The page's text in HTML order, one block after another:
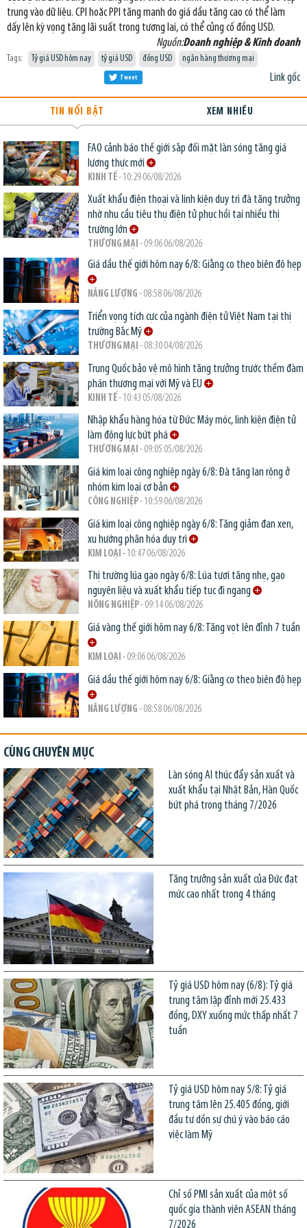
trung vào dữ liệu. CPI hoặc PPI tăng mạnh do giá dầu tăng cao có thể làm
dấy lên kỳ vọng tăng lãi suất trong tương lai, có thể củng cố đồng USD.
Nguồn:Doanh nghiệp & Kinh doanh
Tags: Tỷ giá USD hôm nay tỷ giá USD đồng USD ngân hàng thương mại
Link gốc
Tweet
TIN NỔI BẬT XEM NHIỀU
FAO cảnh báo thế giới sắp đối mặt làn sóng tăng giá
lương thực mới
KINH TẾ- 10:29 06/08/2026
Xuất khẩu điện thoại và linh kiện duy trì đà tăng trưởng
nhờ nhu cầu tiêu thụ điện tử phục hồi tại nhiều thị
trường lớn
THƯƠNG MẠI - 09:06 06/08/2026
Giá dầu thế giới hôm nay 6/8: Giằng co theo biên độ hẹp
NĂNG LƯỢNG - 08:58 06/08/2026
Triển vọng tích cực của ngành điện tử Việt Nam tại thị
trường Bắc Mỹ
THƯƠNG MẠI - 08:30 04/08/2026
Trung Quốc bảo vệ mô hình tăng trưởng trước thềm đàm
phán thương mại với Mỹ và EU
KINH TẾ- 10:43 05/08/2026
Nhập khẩu hàng hóa từ Đức: Máy móc, linh kiện điện tử
làm động lực bứt phá
THƯƠNG MẠI - 09:05 05/08/2026
Giá kim loại công nghiệp ngày 6/8: Đà tăng lan rộng ở
nhóm kim loại cơ bản
CÔNG NGHIỆP- 10:59 06/08/2026
Giá kim loại công nghiệp ngày 6/8: Tăng giảm đan xen,
xu hướng phân hóa duy trì
KIM LOẠI - 10:47 06/08/2026
Thị trường lúa gạo ngày 6/8: Lúa tươi tăng nhẹ, gạo
nguyên liệu và xuất khẩu tiếp tục đi ngang
NÔNG NGHIỆP- 09:14 06/08/2026
Giá vàng thế giới hôm nay 6/8: Tăng vọt lên đỉnh 7 tuần
KIM LOẠI - 09:06 06/08/2026
Giá dầu thế giới hôm nay 6/8: Giằng co theo biên độ hẹp
NĂNG LƯỢNG - 08:58 06/08/2026
CÙNG CHUYÊN MỤC
Làn sóng AI thúc đẩy sản xuất và
xuất khẩu tại Nhật Bản, Hàn Quốc
bứt phá trong tháng 7/2026
Tăng trưởng sản xuất của Đức đạt
mức cao nhất trong 4 tháng
Tỷ giá USD hôm nay (6/8): Tỷ giá
trung tâm lập đỉnh mới 25.433
đồng, DXY xuống mức thấp nhất 7
tuần
Tỷ giá USD hôm nay 5/8: Tỷ giá
trung tâm lên 25.405 đồng, giới
đầu tư dồn sự chú ý vào báo cáo
việc làm Mỹ
Chỉ số PMI sản xuất của một số
quốc gia thành viên ASEAN tháng
7/2026